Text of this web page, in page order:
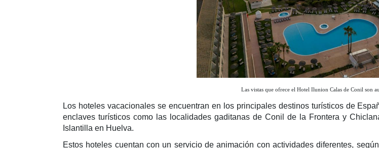
Las vistas que ofrece el Hotel Ilunion Calas de Conil son
Los hoteles vacacionales se encuentran en los principales destinos turísticos de
enclaves turísticos como las localidades gaditanas de Conil de la Frontera y
Islantilla en Huelva.
Estos hoteles cuentan con un servicio de animación con actividades diferentes,